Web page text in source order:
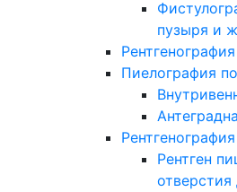
пузыря и
Пиелография
Рентген